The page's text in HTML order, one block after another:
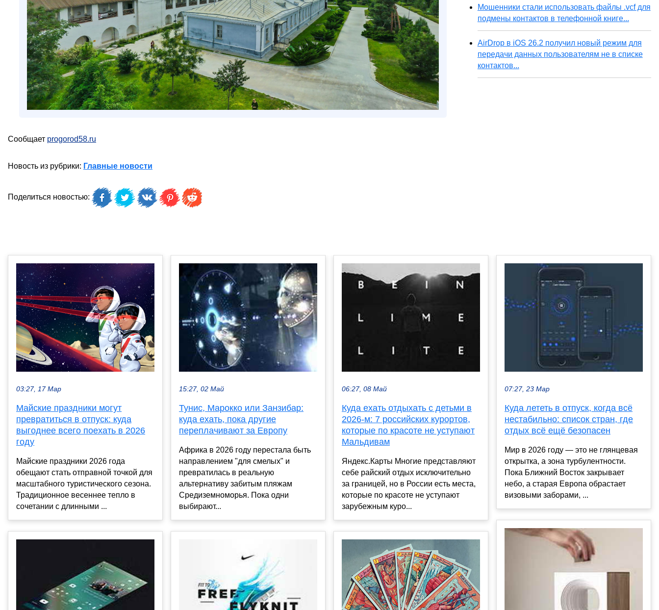
Сообщает progorod58.ru
Новость из рубрики: Главные новости
Поделиться новостью:
Мошенники стали использовать файлы .vcf для
подмены контактов в телефонной книге...
AirDrop в iOS 26.2 получил новый режим для
передачи данных пользователям не в списке
контактов...
03:27, 17 Мар
Майские праздники могут
превратиться в отпуск: куда
выгоднее всего поехать в 2026
году
Майские праздники 2026 года
обещают стать отправной точкой для
масштабного туристического сезона.
Традиционное весеннее тепло в
сочетании с длинными ...
15:27, 02 Май
Тунис, Марокко или Занзибар:
куда ехать, пока другие
переплачивают за Европу
Африка в 2026 году перестала быть
направлением "для смелых" и
превратилась в реальную
альтернативу забитым пляжам
Средиземноморья. Пока одни
выбирают...
06:27, 08 Май
Куда ехать отдыхать с детьми в
2026‑м: 7 российских курортов,
которые по красоте не уступают
Мальдивам
Яндекс.Карты Многие представляют
себе райский отдых исключительно
за границей, но в России есть места,
которые по красоте не уступают
зарубежным куро...
07:27, 23 Мар
Куда лететь в отпуск, когда всё
нестабильно: список стран, где
отдых всё ещё безопасен
Мир в 2026 году — это не глянцевая
открытка, а зона турбулентности.
Пока Ближний Восток закрывает
небо, а старая Европа обрастает
визовыми заборами, ...